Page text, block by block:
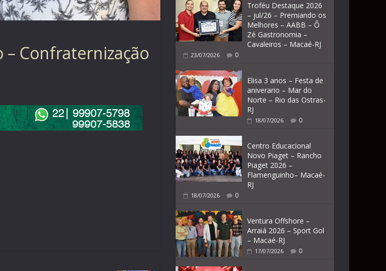
– Confraternização
Troféu Destaque 2026
– jul/26 – Premiando os
Melhores – AABB – Ô
Zé Gastronomia –
Cavaleiros – Macaé-RJ
23/07/2026 0
Elisa 3 anos – Festa de
aniverario – Mar do
Norte – Rio das Ostras-
RJ
18/07/2026 0
Centro Educacional
Novo Piaget – Rancho
Piaget 2026 –
Flamenguinho– Macaé-
RJ
18/07/2026 0
Ventura Offshore –
Arraiá 2026 – Sport Gol
– Macaé-RJ
17/07/2026 0